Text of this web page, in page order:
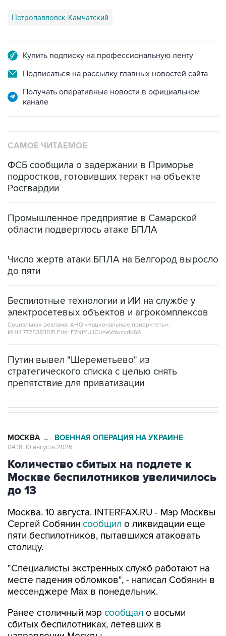
Петропавловск-Камчатский
Купить подписку на профессиональную ленту
Подписаться на рассылку главных новостей сайта
Получать оперативные новости в официальном
канале
САМОЕ ЧИТАЕМОЕ
ФСБ сообщила о задержании в Приморье
подростков, готовивших теракт на объекте
Росгвардии
Промышленное предприятие в Самарской
области подверглось атаке БПЛА
Число жертв атаки БПЛА на Белгород выросло
до пяти
Беспилотные технологии и ИИ на службе у
электросетевых объектов и агрокомплексов
Социальная реклама, АНО «Национальные приоритеты».
ИНН 7725383515 Erid: F7NfYUJCUneVdwcydK6A
Путин вывел "Шереметьево" из
стратегического списка с целью снять
препятствие для приватизации
МОСКВА → ВОЕННАЯ ОПЕРАЦИЯ НА УКРАИНЕ
04:31, 10 августа 2026
Количество сбитых на подлете к
Москве беспилотников увеличилось
до 13
Москва. 10 августа. INTERFAX.RU - Мэр Москвы
Сергей Собянин сообщил о ликвидации еще
пяти беспилотников, пытавшихся атаковать
столицу.
"Специалисты экстренных служб работают на
месте падения обломков", - написал Собянин в
мессенджере Max в понедельник.
Ранее столичный мэр сообщал о восьми
сбитых беспилотниках, летевших в